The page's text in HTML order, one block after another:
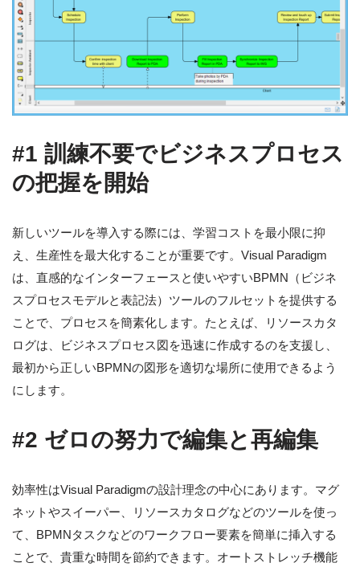
#1 訓練不要でビジネスプロセス
の把握を開始
新しいツールを導入する際には、学習コストを最小限に抑
え、生産性を最大化することが重要です。Visual Paradigm
は、直感的なインターフェースと使いやすいBPMN（ビジネ
スプロセスモデルと表記法）ツールのフルセットを提供する
ことで、プロセスを簡素化します。たとえば、リソースカタ
ログは、ビジネスプロセス図を迅速に作成するのを支援し、
最初から正しいBPMNの図形を適切な場所に使用できるよう
にします。
#2 ゼロの努力で編集と再編集
効率性はVisual Paradigmの設計理念の中心にあります。マグ
ネットやスイーパー、リソースカタログなどのツールを使っ
て、BPMNタスクなどのワークフロー要素を簡単に挿入する
ことで、貴重な時間を節約できます。オートストレッチ機能